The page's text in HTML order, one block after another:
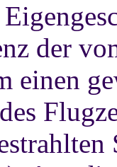
der
einen